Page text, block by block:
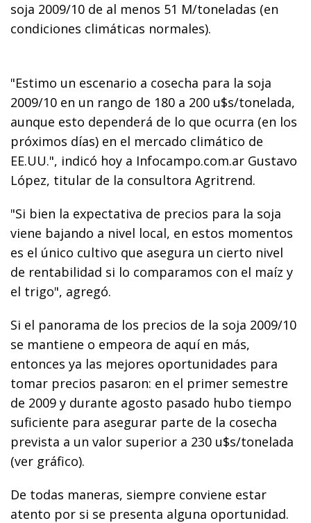
soja 2009/10 de al menos 51 M/toneladas (en
condiciones climáticas normales).
"Estimo un escenario a cosecha para la soja
2009/10 en un rango de 180 a 200 u$s/tonelada,
aunque esto dependerá de lo que ocurra (en los
próximos días) en el mercado climático de
EE.UU.", indicó hoy a Infocampo.com.ar Gustavo
López, titular de la consultora Agritrend.
"Si bien la expectativa de precios para la soja
viene bajando a nivel local, en estos momentos
es el único cultivo que asegura un cierto nivel
de rentabilidad si lo comparamos con el maíz y
el trigo", agregó.
Si el panorama de los precios de la soja 2009/10
se mantiene o empeora de aquí en más,
entonces ya las mejores oportunidades para
tomar precios pasaron: en el primer semestre
de 2009 y durante agosto pasado hubo tiempo
suficiente para asegurar parte de la cosecha
prevista a un valor superior a 230 u$s/tonelada
(ver gráfico).
De todas maneras, siempre conviene estar
atento por si se presenta alguna oportunidad.